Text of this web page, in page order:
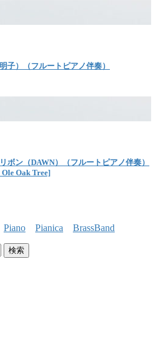
子）（フルートピアノ伴奏）
ボン（DAWN）（フルートピアノ伴奏）
Ole Oak Tree]
Piano Pianica
BrassBand